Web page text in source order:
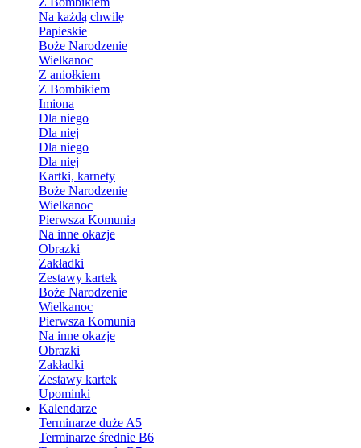
Na każdą chwilę
Papieskie
Boże Narodzenie
Wielkanoc
Z aniołkiem
Z Bombikiem
Imiona
Dla niego
Dla niej
Dla niego
Dla niej
Kartki, karnety
Boże Narodzenie
Wielkanoc
Pierwsza Komunia
Na inne okazje
Obrazki
Zakładki
Zestawy kartek
Boże Narodzenie
Wielkanoc
Pierwsza Komunia
Na inne okazje
Obrazki
Zakładki
Zestawy kartek
Upominki
Kalendarze
Terminarze duże A5
Terminarze średnie B6